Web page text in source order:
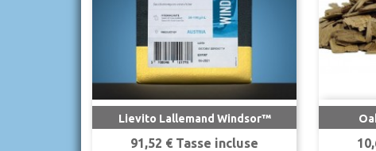
Lievito Lallemand Windsor™
Prezzo
91,52 € Tasse incluse
Anteprima